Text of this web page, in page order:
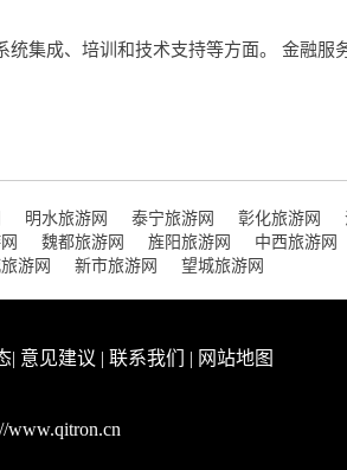
集成、培训和技术支持等方面。 金融服
明水旅游网 泰宁旅游网 彰化旅游网
魏都旅游网 旌阳旅游网
中西旅游网
游网 新市旅游网 望城旅游网
| 意见建议 | 联系我们 | 网站地图
www.qitron.cn